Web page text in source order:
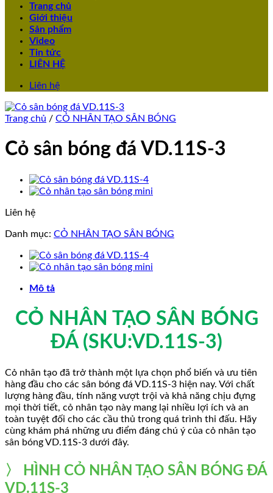
Trang chủ
Giới thiệu
Sản phẩm
Video
Tin tức
LIÊN HỆ
Liên hệ
Trang chủ / CỎ NHÂN TẠO SÂN BÓNG
Cỏ sân bóng đá VD.11S-3
Liên hệ
Danh mục: CỎ NHÂN TẠO SÂN BÓNG
Mô tả
CỎ NHÂN TẠO SÂN BÓNG
ĐÁ (SKU:VD.11S-3)
Cỏ nhân tạo đã trở thành một lựa chọn phổ biến và ưu tiên
hàng đầu cho các sân bóng đá VD.11S-3 hiện nay. Với chất
lượng hàng đầu, tính năng vượt trội và khả năng chịu đựng
mọi thời tiết, cỏ nhân tạo này mang lại nhiều lợi ích và an
toàn tuyệt đối cho các cầu thủ trong quá trình thi đấu. Hãy
cùng khám phá những ưu điểm đáng chú ý của cỏ nhân tạo
sân bóng VD.11S-3 dưới đây.
〉 HÌNH CỎ NHÂN TẠO SÂN BÓNG ĐÁ
VD.11S-3